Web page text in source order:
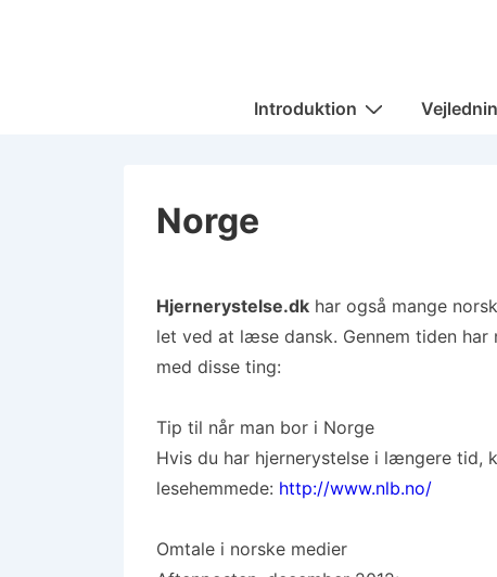
MainIntroduktion
Norge
Hjernerystelse.dk har også mange
let ved at læse dansk. Gennem tiden
med disse ting:
Tip til når man bor i Norge
Hvis du har hjernerystelse i længere tid,
lesehemmede: http://www.nlb.no/
Omtale i norske medier